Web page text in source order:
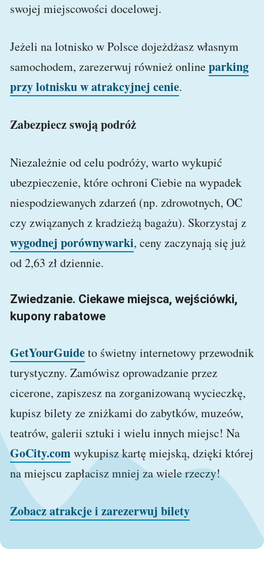
swojej miejscowości docelowej.
Jeżeli na lotnisko w Polsce dojeżdżasz własnym
samochodem, zarezerwuj również onlineparking
przy lotnisku w atrakcyjnej cenie.
Zabezpiecz swoją podróż
Niezależnie od celu podróży, warto wykupić
ubezpieczenie, które ochroni Ciebie na wypadek
niespodziewanych zdarzeń (np. zdrowotnych, OC
czy związanych z kradzieżą bagażu). Skorzystaj z
wygodnej porównywarki, ceny zaczynają się już
od 2,63 zł dziennie.
Zwiedzanie. Ciekawe miejsca, wejściówki,
kupony rabatowe
GetYourGuideto świetny internetowy przewodnik
turystyczny. Zamówisz oprowadzanie przez
cicerone, zapiszesz na zorganizowaną wycieczkę,
kupisz bilety ze zniżkami do zabytków, muzeów,
teatrów, galerii sztuki i wielu innych miejsc! Na
GoCity.comwykupisz kartę miejską, dzięki której
na miejscu zapłacisz mniej za wiele rzeczy!
Zobacz atrakcje i zarezerwuj bilety